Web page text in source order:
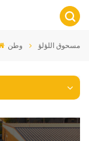
وطن مسحوق اللؤلؤ